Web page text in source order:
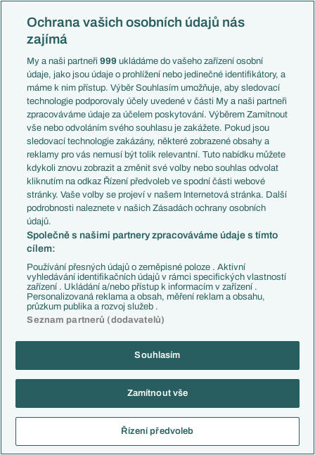
Tí čo by to potrebovali nedostávajú bitku, ale odmeny, či už
prachy alebo sú nasadzovaný na dôležité zápasy napríklad v
LM.
Reagovat
icka 02.11.2017 12:46
oh sherlock
Reagovat
SLEDOVÁNÍ KOMENTÁŘŮ
Chcete-li se rychle dovědět o nových komentářích k tomuto článku,
přidejte si jej ke svým sledovaným. Upozornění na nové komentáře pak
najdete ve svém osobním boxu Můj EuroFotbal v pravé části hlavičky
webu.
Sledovat komentáře mohou pouze registrovaní uživatelé.
NOVÝ KOMENTÁŘ
Komentáře mohou přidávat pouze registrovaní uživatelé. Jste-li již
zaregistrován, přihlašte se vyplněním svého loginu a hesla vpravo nahoře
Ochrana vašich osobních údajů nás
zajímá
My a naši partneři999 ukládáme do vašeho zařízení osobní
údaje, jako jsou údaje o prohlížení nebo jedinečné identifikátory, a
máme k nim přístup. Výběr Souhlasím umožňuje, aby sledovací
technologie podporovaly účely uvedené v části My a naši partneři
zpracováváme údaje za účelem poskytování. Výběrem Zamítnout
vše nebo odvoláním svého souhlasu je zakážete. Pokud jsou
sledovací technologie zakázány, některé zobrazené obsahy a
reklamy pro vás nemusí být tolik relevantní. Tuto nabídku můžete
kdykoli znovu zobrazit a změnit své volby nebo souhlas odvolat
kliknutím na odkaz Řízení předvoleb ve spodní části webové
stránky. Vaše volby se projeví v našem Internetová stránka. Další
podrobnosti naleznete v našich Zásadách ochrany osobních
údajů.
Společně s našimi partnery zpracováváme údaje s tímto
cílem:
Používání přesných údajů o zeměpisné poloze . Aktivní
vyhledávání identifikačních údajů v rámci specifických vlastností
zařízení . Ukládání a/nebo přístup k informacím v zařízení .
Personalizovaná reklama a obsah, měření reklam a obsahu,
průzkum publika a rozvoj služeb .
Seznam partnerů (dodavatelů)
Souhlasím
Zamítnout vše
Řízení předvoleb